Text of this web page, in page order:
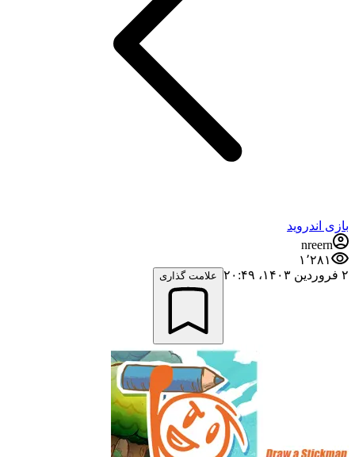
بازی اندروید
nreern
۱٬۲۸۱
۲ فروردین ۱۴۰۳،‏ ۲۰:۴۹
علامت گذاری